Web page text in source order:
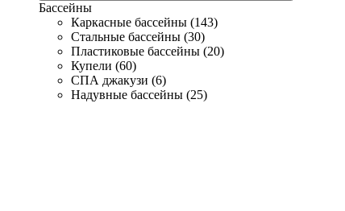
Бассейны
Каркасные бассейны (143)
Стальные бассейны (30)
Пластиковые бассейны (20)
Купели (60)
СПА джакузи (6)
Надувные бассейны (25)